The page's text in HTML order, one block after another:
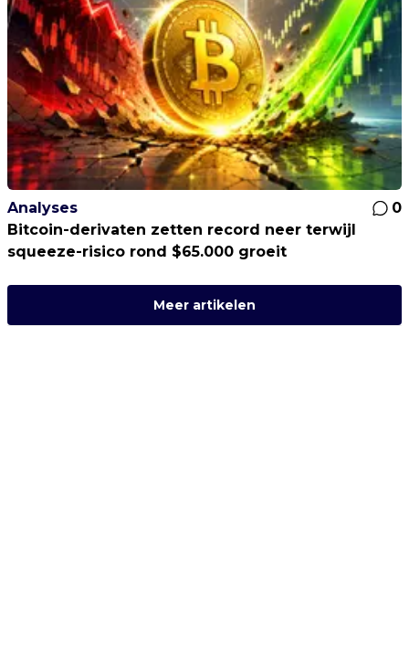
Analyses
0
Bitcoin-derivaten zetten record neer terwijl
squeeze-risico rond $65.000 groeit
Meer artikelen